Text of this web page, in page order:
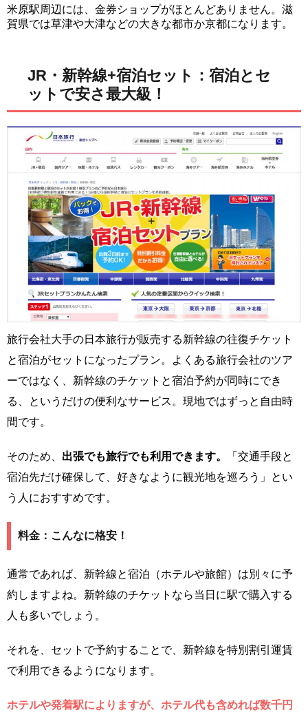
米原駅周辺には、金券ショップがほとんどありません。滋
賀県では草津や大津などの大きな都市か京都になります。
JR・新幹線+宿泊セット：宿泊とセ
ットで安さ最大級！
旅行会社大手の日本旅行が販売する新幹線の往復チケット
と宿泊がセットになったプラン。よくある旅行会社のツア
ーではなく、新幹線のチケットと宿泊予約が同時にでき
る、というだけの便利なサービス。現地ではずっと自由時
間です。
そのため、 出張でも旅行でも利用できます。
「交通手段と
宿泊先だけ確保して、好きなように観光地を巡ろう」とい
う人におすすめです。
料金：こんなに格安！
通常であれば、新幹線と宿泊（ホテルや旅館）は別々に予
約しますよね。新幹線のチケットなら当日に駅で購入する
人も多いでしょう。
それを、セットで予約することで、新幹線を特別割引運賃
で利用できるようになります。
ホテルや発着駅によりますが、ホテル代も含めれば数千円